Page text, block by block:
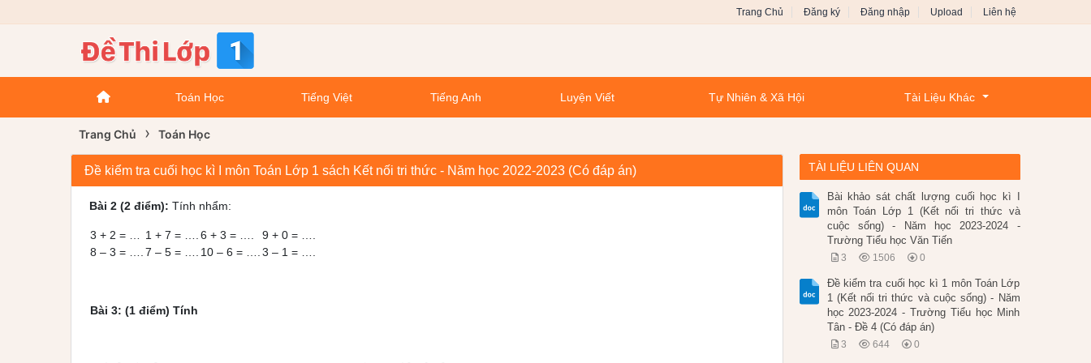
Trang Chủ Đăng ký Đăng nhập Upload Liên hệ
Toán Học Tiếng Việt Tiếng Anh Luyện Viết Tự Nhiên & Xã Hội Tài Liệu Khác
Trang Chủ › Toán Học
Đề kiểm tra cuối học kì I môn Toán Lớp 1 sách Kết nối tri thức - Năm học 2022-2023 (Có đáp án)
Bài 2 (2 điểm): Tính nhẩm:
3 + 2 = … 1 + 7 = ….6 + 3 = ….
9 + 0 = ….
8 – 3 = ….7 – 5 = …. 10 – 6 = ….3 – 1 = ….
Bài 3: (1 điểm) Tính
TÀI LIỆU LIÊN QUAN
Bài khảo sát chất lượng cuối học kì I
môn Toán Lớp 1 (Kết nối tri thức và
cuộc sống) - Năm học 2023-2024 -
Trường Tiểu học Văn Tiến
3 1506 0
Đề kiểm tra cuối học kì 1 môn Toán Lớp
1 (Kết nối tri thức và cuộc sống) - Năm
học 2023-2024 - Trường Tiểu học Minh
Tân - Đề 4 (Có đáp án)
3 644 0